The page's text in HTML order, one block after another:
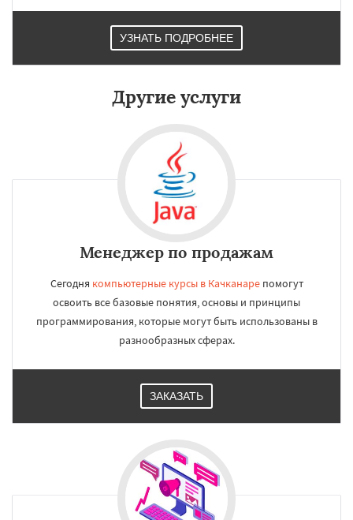
УЗНАТЬ ПОДРОБНЕЕ
Другие услуги
Менеджер по продажам
Сегодня компьютерные курсы в Качканарепомогут
освоить все базовые понятия, основы и принципы
программирования, которые могут быть использованы в
разнообразных сферах.
ЗАКАЗАТЬ